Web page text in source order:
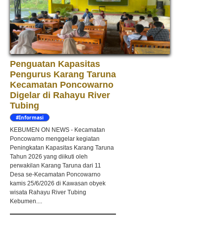
Penguatan Kapasitas
Pengurus Karang Taruna
Kecamatan Poncowarno
Digelar di Rahayu River
Tubing
#Informasi
KEBUMEN ON NEWS - Kecamatan
Poncowarno menggelar kegiatan
Peningkatan Kapasitas Karang Taruna
Tahun 2026 yang diikuti oleh
perwakilan Karang Taruna dari 11
Desa se-Kecamatan Poncowarno
kamis 25/6/2026 di Kawasan obyek
wisata Rahayu River Tubing
Kebumen....